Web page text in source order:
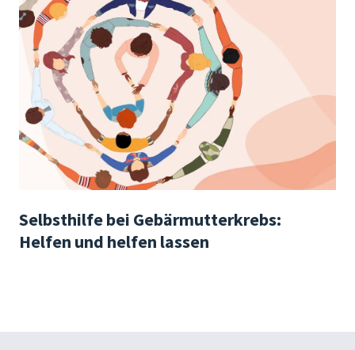
Selbsthilfe bei Gebärmutterkrebs:
Helfen und helfen lassen